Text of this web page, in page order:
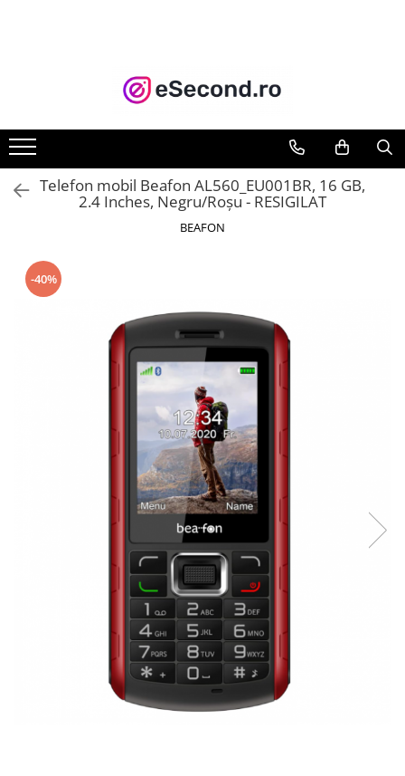
Accesorii Auto
Anvelope & Jante
Covorase auto
Echipamente pentru Atelier
Moto
Reparatii si echipamente auto
Casa, Gradina & Bricolaj
Bucatarie & Servire
Curatenie si intretinere
Kit-uri automatizari porti si usi
Mobila gradina & terasa
Mobila Living & Dining
Organizare si depozitare
Telefon mobil Beafon AL560_EU001BR, 16 GB,
2.4 Inches, Negru/Roșu - RESIGILAT
BEAFON
-40%